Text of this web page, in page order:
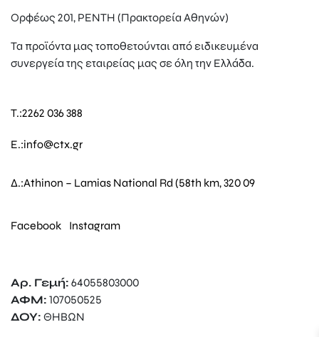
Ορφέως 201, ΡΕΝΤΗ (Πρακτορεία Αθηνών)
Τα προϊόντα μας τοποθετούνται από ειδικευμένα
συνεργεία της εταιρείας μας σε όλη την Ελλάδα.
T.:2262 036 388
E.:info@ctx.gr
Δ.:Athinon – Lamias National Rd (58th km, 320 09
Facebook Instagram
Αρ. Γεμή: 64055803000
ΑΦΜ: 107050525
ΔΟΥ: ΘΗΒΩΝ